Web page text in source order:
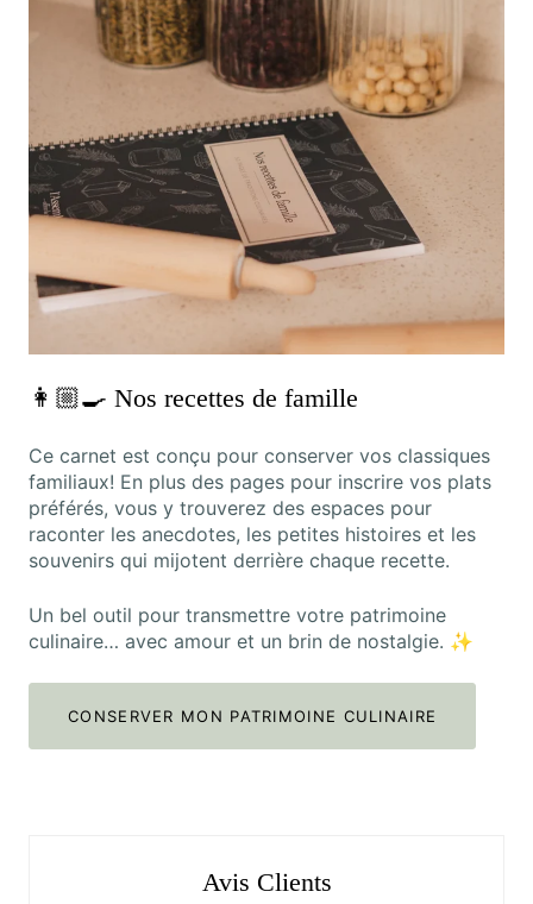
👩🏼‍🍳 Nos recettes de famille
Ce carnet est conçu pour conserver vos classiques
familiaux! En plus des pages pour inscrire vos plats
préférés, vous y trouverez des espaces pour
raconter les anecdotes, les petites histoires et les
souvenirs qui mijotent derrière chaque recette.
Un bel outil pour transmettre votre patrimoine
culinaire… avec amour et un brin de nostalgie. ✨
CONSERVER MON PATRIMOINE CULINAIRE
Avis Clients